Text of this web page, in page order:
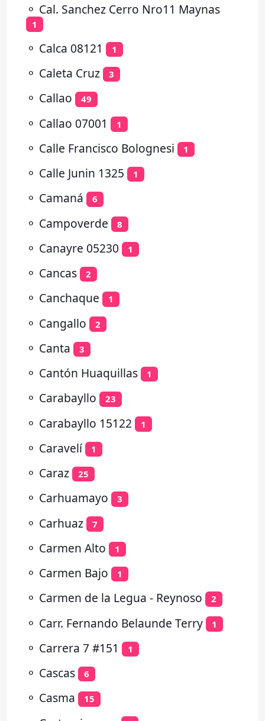
⚬ Cal. Sanchez Cerro Nro11 Maynas
1
⚬ Calca 08121 1
⚬ Caleta Cruz 3
⚬ Callao 49
⚬ Callao 07001 1
⚬ Calle Francisco Bolognesi 1
⚬ Calle Junin 1325 1
⚬ Camaná 6
⚬ Campoverde 8
⚬ Canayre 05230 1
⚬ Cancas 2
⚬ Canchaque 1
⚬ Cangallo 2
⚬ Canta 3
⚬ Cantón Huaquillas 1
⚬ Carabayllo 23
⚬ Carabayllo 15122 1
⚬ Caravelí 1
⚬ Caraz 25
⚬ Carhuamayo 3
⚬ Carhuaz 7
⚬ Carmen Alto 1
⚬ Carmen Bajo 1
⚬ Carmen de la Legua - Reynoso 2
⚬ Carr. Fernando Belaunde Terry 1
⚬ Carrera 7 #151 1
⚬ Cascas 6
⚬ Casma 15